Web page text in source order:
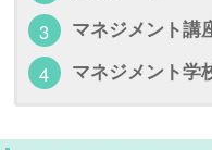
マネジメント講
マネジメント学